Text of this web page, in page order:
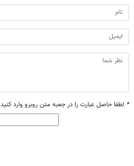
* لطفا حاصل عبارت را در جعبه متن روبرو وارد کنید